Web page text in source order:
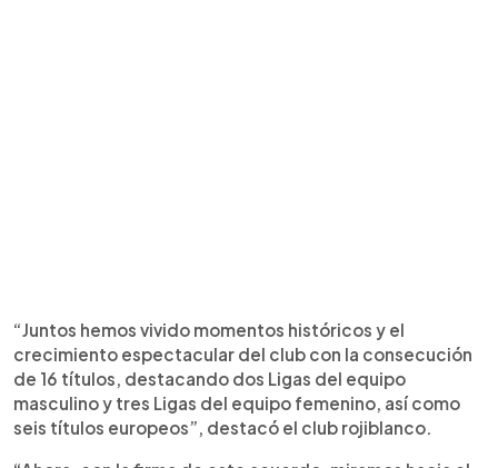
“Juntos hemos vivido momentos históricos y el
crecimiento espectacular del club con la consecución
de 16 títulos, destacando dos Ligas del equipo
masculino y tres Ligas del equipo femenino, así como
seis títulos europeos”, destacó el club rojiblanco.